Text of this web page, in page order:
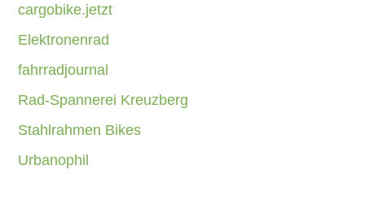
cargobike.jetzt
Elektronenrad
fahrradjournal
Rad-Spannerei Kreuzberg
Stahlrahmen Bikes
Urbanophil